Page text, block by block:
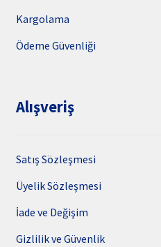
Kargolama
Ödeme Güvenliği
Alışveriş
Satış Sözleşmesi
Üyelik Sözleşmesi
İade ve Değişim
Gizlilik ve Güvenlik